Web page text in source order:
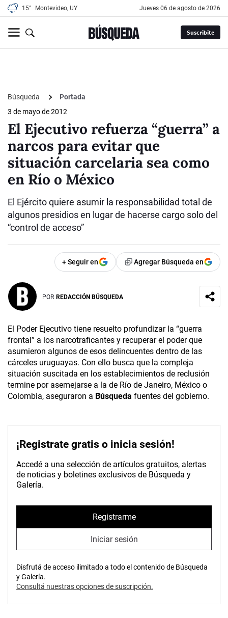
15° Montevideo, UY jueves 06 de agosto de 2026
Suscribite
Búsqueda
Portada
3 de mayo de 2012
El Ejecutivo refuerza “guerra” a
narcos para evitar que
situación carcelaria sea como
en Río o México
El Ejército quiere asumir la responsabilidad total de
algunos presidios en lugar de hacerse cargo solo del
“control de acceso”
+ Seguir en Agregar Búsqueda en
POR REDACCIÓN BÚSQUEDA
El Poder Ejecutivo tiene resuelto profundizar la “guerra
frontal” a los narcotraficantes y recuperar el poder que
asumieron algunos de esos delincuentes dentro de las
cárceles uruguayas. Con ello busca que la compleja
situación suscitada en los establecimientos de reclusión
termine por asemejarse a la de Río de Janeiro, México o
Colombia, aseguraron a Búsqueda fuentes del gobierno.
¡Registrate gratis o inicia sesión!
Accedé a una selección de artículos gratuitos, alertas
de noticias y boletines exclusivos de Búsqueda y
Galería.
Registrarme
Iniciar sesión
Disfrutá de acceso ilimitado a todo el contenido de Búsqueda
y Galería.
Consultá nuestras opciones de suscripción.